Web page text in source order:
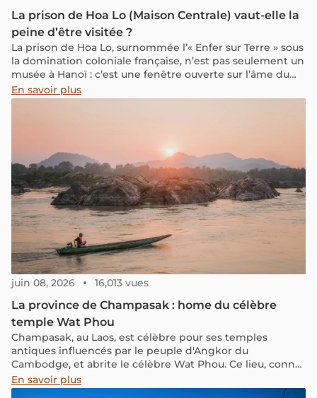
La prison de Hoa Lo (Maison Centrale) vaut-elle la
peine d’être visitée ?
La prison de Hoa Lo, surnommée l’« Enfer sur Terre » sous
la domination coloniale française, n’est pas seulement un
musée à Hanoï : c’est une fenêtre ouverte sur l’âme du
Vietnam
En savoir plus
juin 08, 2026 16,013 vues
La province de Champasak : home du célèbre
temple Wat Phou
Champasak, au Laos, est célèbre pour ses temples
antiques influencés par le peuple d'Angkor du
Cambodge, et abrite le célèbre Wat Phou. Ce lieu, connu
pour sa tranquillité, son accueil chaleureux et son riche
patrimoine culturel, historique et naturel, regorge
En savoir plus